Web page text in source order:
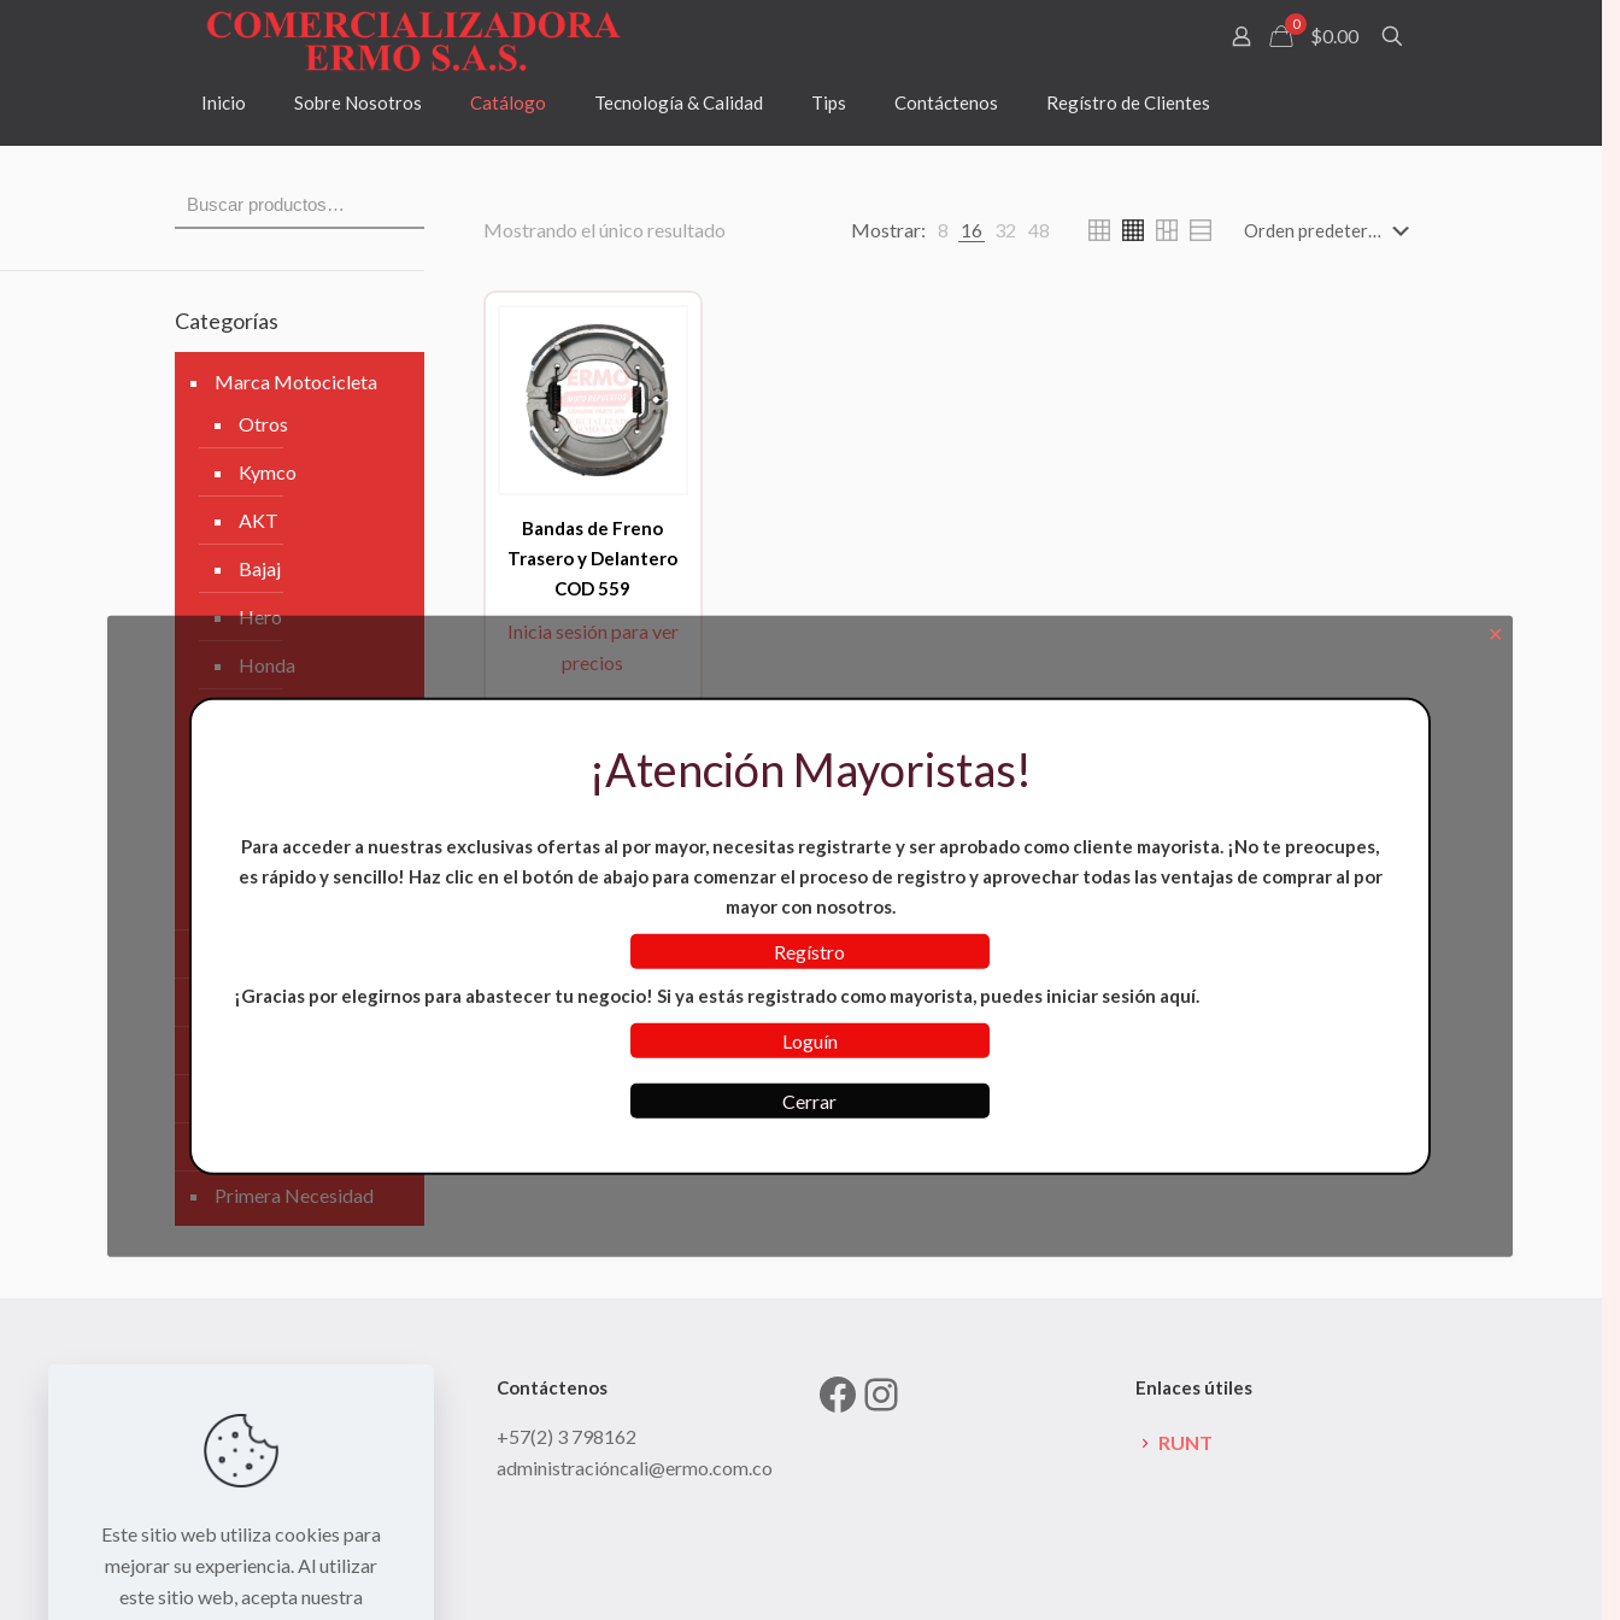
0
$0.00
Inicio Sobre Nosotros Catálogo Tecnología & Calidad Tips Contáctenos Regístro de Clientes
Mostrando el único resultado Mostrar: 8 16 32 48
Bandas de Freno
Trasero y Delantero
COD 559
Inicia sesión para ver
precios
Categorías
Marca Motocicleta
Otros
Kymco
AKT
Bajaj
Hero
Honda
TVS
Partes de Motor
Primera Necesidad
Contáctenos
+57(2) 3 798162
administracióncali@ermo.com.co
Facebook
Instagram Enlaces útiles
RUNT
✕
¡Atención Mayoristas!
Para acceder a nuestras exclusivas ofertas al por mayor, necesitas registrarte y ser aprobado como cliente mayorista. ¡No te preocupes,
es rápido y sencillo! Haz clic en el botón de abajo para comenzar el proceso de registro y aprovechar todas las ventajas de comprar al por
mayor con nosotros.
Regístro
¡Gracias por elegirnos para abastecer tu negocio! Si ya estás registrado como mayorista, puedes iniciar sesión aquí.
Loguín
Cerrar
Este sitio web utiliza cookies para
mejorar su experiencia. Al utilizar
este sitio web, acepta nuestra